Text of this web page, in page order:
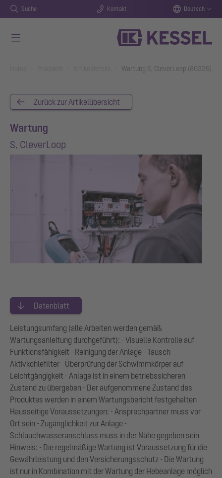
Suche Kontakt Deutsch
Wartung S, CleverLoop (80326)
Zurück zur Artikelübersicht
Wartung
S, CleverLoop
Datenblatt
Leistungsumfang (alle Arbeiten werden gemäß
Wartungsanleitung durchgeführt): - Visuelle Kontrolle auf
Funktionsfähigkeit - Reinigung der Anlage - Tausch
Aktivkohlefilter - Überprüfung der Schwimmkörper auf
Leichtgängigkeit - Anlage ist in einem betriebssicheren
Zustand zu übergeben - Der aufgenommene Zustand des
Produktes werden in einem Wartungsbericht festgehalten
Hausseitige Voraussetzungen: - Ansprechpartner muss vor
Ort sein - Zugänglichkeit zur Anlage -
Schlauchwasseranschluss muss in der Nähe gegeben sein
Hinweis: - Die regelmäßige Wartung ist Voraussetzung für die
Gewährleistung und den Versicherungsschutz - ‎Die Wartung
ist nur in Kombination mit der Wartung der Hebeanlage möglich